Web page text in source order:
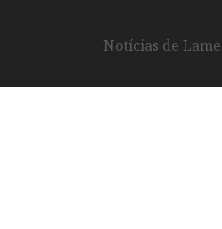
Notícias de